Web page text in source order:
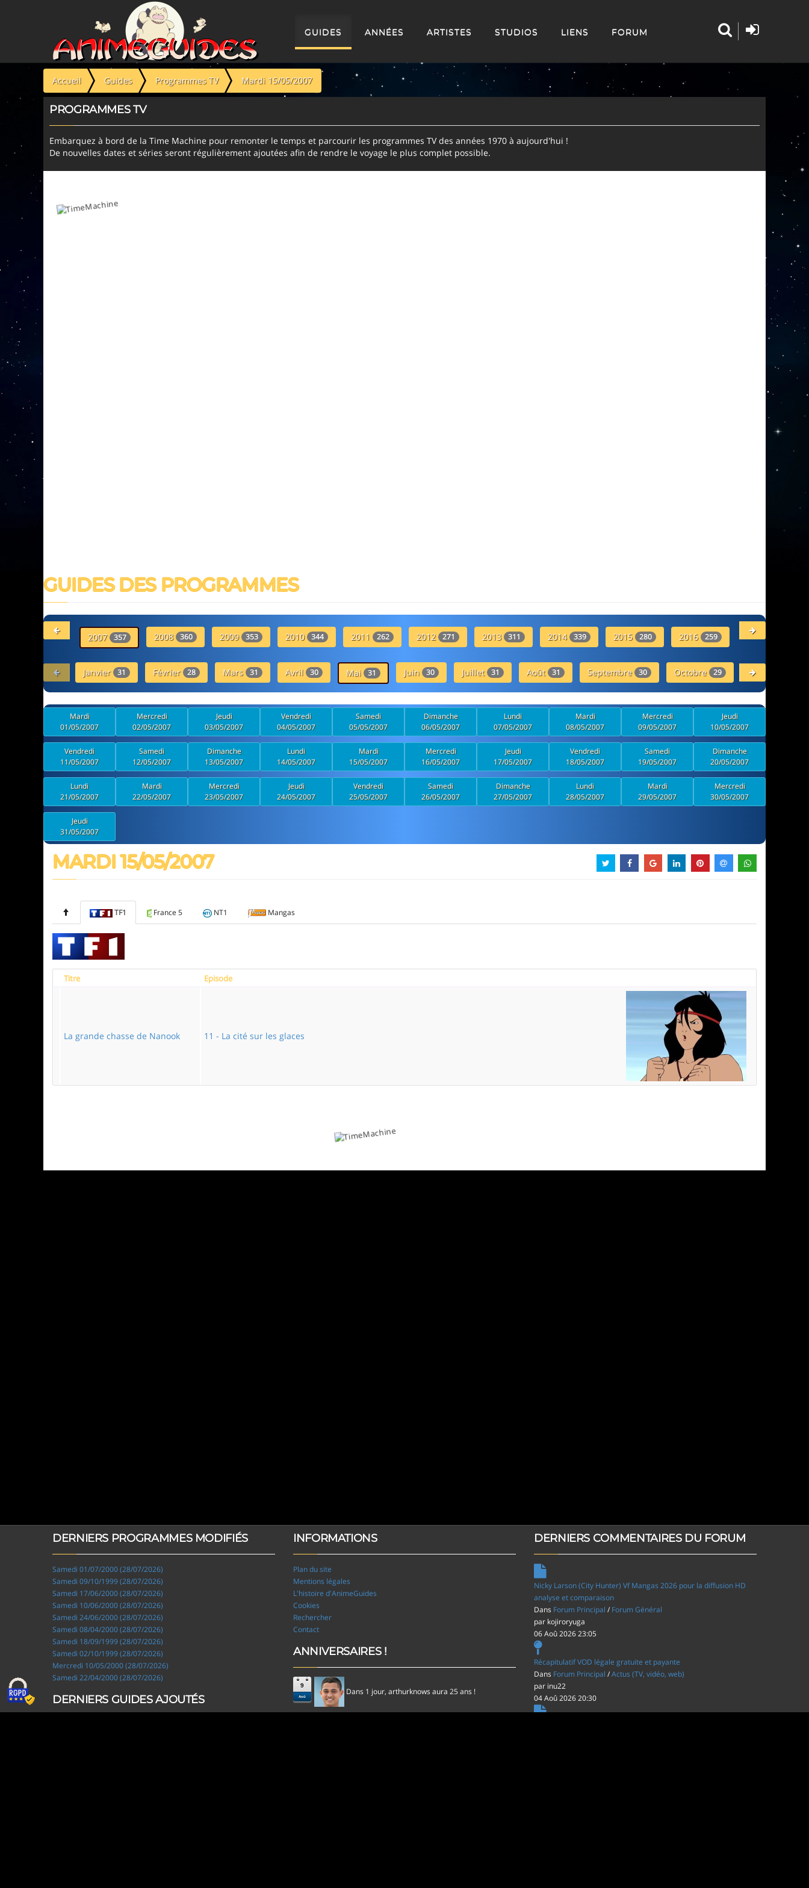
GUIDES ANNÉES ARTISTES STUDIOS LIENS FORUM
Accueil Guides Programmes TV Mardi 15/05/2007
PROGRAMMES TV
Embarquez à bord de la Time Machine pour remonter le temps et parcourir les programmes TV des années 1970 à aujourd'hui !
De nouvelles dates et séries seront régulièrement ajoutées afin de rendre le voyage le plus complet possible.
GUIDES DES PROGRAMMES
2007 357 2008 360 2009 353 2010 344 2011 262 2012 271 2013 311 2014 339 2015 280 2016 259 2017
Janvier 31 Février 28 Mars 31 Avril 30 Mai 31 Juin 30 Juillet 31 Août 31 Septembre 30 Octobre 29 Novembre
Mardi
01/05/2007
Mercredi
02/05/2007
Jeudi
03/05/2007
Vendredi
04/05/2007
Samedi
05/05/2007
Dimanche
06/05/2007
Lundi
07/05/2007
Mardi
08/05/2007
Mercredi
09/05/2007
Jeudi
10/05/2007
Vendredi
11/05/2007
Samedi
12/05/2007
Dimanche
13/05/2007
Lundi
14/05/2007
Mardi
15/05/2007
Mercredi
16/05/2007
Jeudi
17/05/2007
Vendredi
18/05/2007
Samedi
19/05/2007
Dimanche
20/05/2007
Lundi
21/05/2007
Mardi
22/05/2007
Mercredi
23/05/2007
Jeudi
24/05/2007
Vendredi
25/05/2007
Samedi
26/05/2007
Dimanche
27/05/2007
Lundi
28/05/2007
Mardi
29/05/2007
Mercredi
30/05/2007
Jeudi
31/05/2007
MARDI 15/05/2007
TF1 France 5 NT1 Mangas
Titre Episode
La grande chasse de Nanook 11 - La cité sur les glaces
DERNIERS PROGRAMMES MODIFIÉS
Samedi 01/07/2000 (28/07/2026)
Samedi 09/10/1999 (28/07/2026)
Samedi 17/06/2000 (28/07/2026)
Samedi 10/06/2000 (28/07/2026)
Samedi 24/06/2000 (28/07/2026)
Samedi 08/04/2000 (28/07/2026)
Samedi 18/09/1999 (28/07/2026)
Samedi 02/10/1999 (28/07/2026)
Mercredi 10/05/2000 (28/07/2026)
Samedi 22/04/2000 (28/07/2026)
DERNIERS GUIDES AJOUTÉS
INFORMATIONS
Plan du site
Mentions légales
L'histoire d'AnimeGuides
Cookies
Rechercher
Contact
ANNIVERSAIRES !
9
Aoû
Dans 1 jour, arthurknows aura 25 ans !
DERNIERS COMMENTAIRES DU FORUM
Nicky Larson (City Hunter) Vf Mangas 2026 pour la diffusion HD
analyse et comparaison
Dans Forum Principal / Forum Général
par kojiroryuga
06 Aoû 2026 23:05
Récapitulatif VOD légale gratuite et payante
Dans Forum Principal /Actus (TV, vidéo, web)
par inu22
04 Aoû 2026 20:30